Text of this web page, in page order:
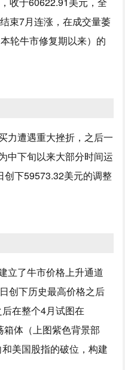
束7月连涨，在成交量萎
轮牛市修复期以来）的
力遭遇重大挫折，之后一
中下旬以来大部分时间运
创下59573.32美元的调整
立了牛市价格上升通道
创下历史最高价格之后
在整个4月试图在
体（上图紫色背景部
美国股指的破位，构建